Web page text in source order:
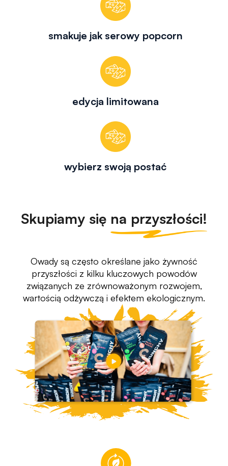
smakuje jak serowy popcorn
edycja limitowana
wybierz swoją postać
Skupiamy się na przyszłości!
Owady są często określane jako żywność
przyszłości z kilku kluczowych powodów
związanych ze zrównoważonym rozwojem,
wartością odżywczą i efektem ekologicznym.